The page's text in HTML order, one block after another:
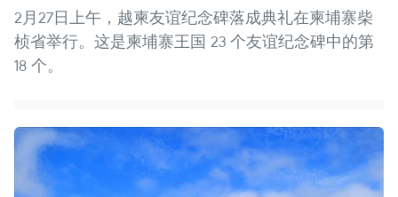
2月27日上午，越柬友谊纪念碑落成典礼在柬埔寨柴
桢省举行。这是柬埔寨王国 23 个友谊纪念碑中的第
18 个。